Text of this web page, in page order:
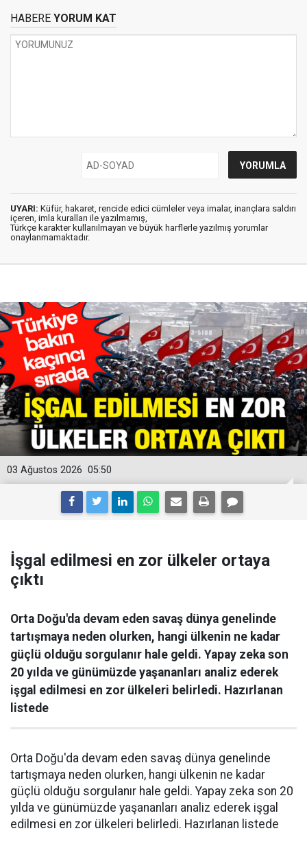
HABERE YORUM KAT
UYARI: Küfür, hakaret, rencide edici cümleler veya imalar, inançlara saldırı
içeren, imla kuralları ile yazılmamış,
Türkçe karakter kullanılmayan ve büyük harflerle yazılmış yorumlar
onaylanmamaktadır.
05:50
03 Ağustos 2026
İşgal edilmesi en zor ülkeler ortaya
çıktı
Orta Doğu'da devam eden savaş dünya genelinde
tartışmaya neden olurken, hangi ülkenin ne kadar
güçlü olduğu sorgulanır hale geldi. Yapay zeka son
20 yılda ve günümüzde yaşananları analiz ederek
işgal edilmesi en zor ülkeleri belirledi. Hazırlanan
listede
Orta Doğu'da devam eden savaş dünya genelinde
tartışmaya neden olurken, hangi ülkenin ne kadar
güçlü olduğu sorgulanır hale geldi. Yapay zeka son 20
yılda ve günümüzde yaşananları analiz ederek işgal
edilmesi en zor ülkeleri belirledi. Hazırlanan listede